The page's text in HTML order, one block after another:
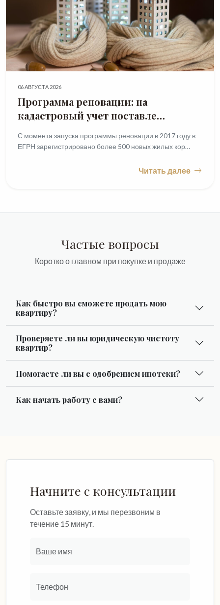
06 АВГУСТА 2026
Программа реновации: на
кадастровый учет поставле…
С момента запуска программы реновации в 2017 году в
ЕГРН зарегистрировано более 500 новых жилых кор…
Читать далее
Частые вопросы
Коротко о главном при покупке и продаже
Как быстро вы сможете продать мою
квартиру?
Проверяете ли вы юридическую чистоту
квартир?
Помогаете ли вы с одобрением ипотеки?
Как начать работу с вами?
Начните с консультации
Оставьте заявку, и мы перезвоним в
течение 15 минут.